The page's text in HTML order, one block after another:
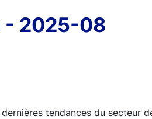
- 2025-08
tendances du secteur